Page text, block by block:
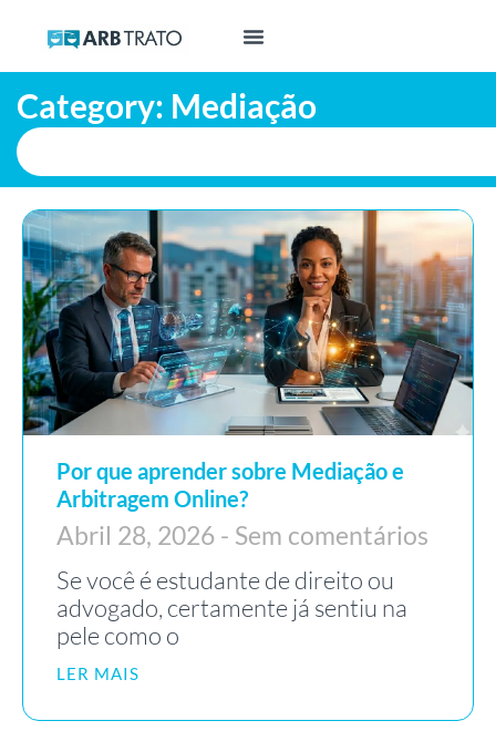
Category: Mediação
Por que aprender sobre Mediação e
Arbitragem Online?
Abril 28, 2026 Sem comentários
Se você é estudante de direito ou
advogado, certamente já sentiu na
pele como o
LER MAIS